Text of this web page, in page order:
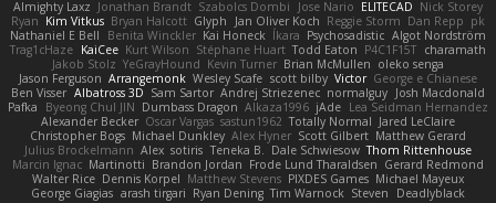
Almighty Laxz Jonathan Brandt Szabolcs Dombi Jose Nario ELITECAD Nick Storey
Ryan Kim Vitkus Bryan Halcott Glyph Jan Oliver Koch Reggie Storm Dan Repp pk
Nathaniel E Bell
Benita Winckler Kai Honeck Íkara Psychosadistic Algot Nordström
Trag1cHaze KaiCee Kurt Wilson Stéphane Huart Todd Eaton P4C1F15T charamath
Jakob Stolz YeGrayHound Kevin Turner Brian McMullen oleko senga
Jason Ferguson Arrangemonk Wesley Scafe scott bilby Victor George e Chianese
Ben Visser Albatross 3D Sam Sartor Andrej Striezenec normalguy Josh Macdonald
Pafka
Byeong Chul JIN Dumbass Dragon Alkaza1996 jAde Lea Seidman Hernandez
Alexander Becker Oscar Vargas sastun1962 Totally Normal Jared LeClaire
Christopher Bogs Michael Dunkley Alex Hyner Scott Gilbert Matthew Gerard
Julius Brockelmann Alex sotiris Teneka B. Dale Schwiesow Thom Rittenhouse
Marcin Ignac Martinotti Brandon Jordan Frode Lund Tharaldsen Gerard Redmond
Walter Rice Dennis Korpel Matthew Stevens PIXDES Games Michael Mayeux
George Giagias arash tirgari Ryan Dening Tim Warnock Steven
Deadlyblack